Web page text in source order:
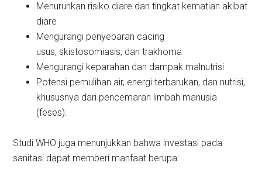
Menurunkan risiko diare dan tingkat kematian akibat
diare
Mengurangi penyebaran cacing
usus, skistosomiasis, dan trakhoma
Mengurangi keparahan dan dampak malnutrisi
Potensi pemulihan air, energi terbarukan, dan nutrisi,
khususnya dari pencemaran limbah manusia
(feses).
Studi WHO juga menunjukkan bahwa investasi pada
sanitasi dapat memberi manfaat berupa: